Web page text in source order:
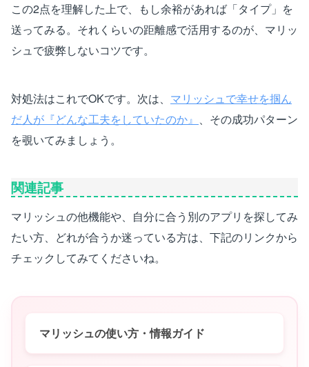
この2点を理解した上で、もし余裕があれば「タイプ」を
送ってみる。それくらいの距離感で活用するのが、マリッ
シュで疲弊しないコツです。
対処法はこれでOKです。次は、 マリッシュで幸せを掴ん
だ人が『どんな工夫をしていたのか』 、その成功パターン
を覗いてみましょう。
関連記事
マリッシュの他機能や、自分に合う別のアプリを探してみ
たい方、どれが合うか迷っている方は、下記のリンクから
チェックしてみてくださいね。
マリッシュの使い方・情報ガイド